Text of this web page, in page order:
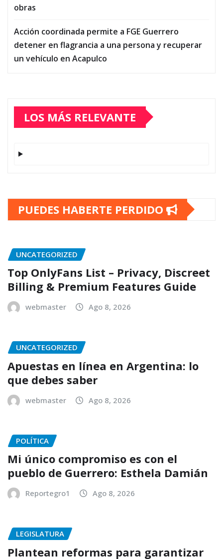
obras
Acción coordinada permite a FGE Guerrero
detener en flagrancia a una persona y recuperar
un vehículo en Acapulco
LOS MÁS RELEVANTE
PUEDES HABERTE PERDIDO
UNCATEGORIZED
Top OnlyFans List – Privacy, Discreet
Billing & Premium Features Guide
webmaster Ago 8, 2026
UNCATEGORIZED
Apuestas en línea en Argentina: lo
que debes saber
webmaster Ago 8, 2026
POLÍTICA
Mi único compromiso es con el
pueblo de Guerrero: Esthela Damián
Reportegro1 Ago 8, 2026
LEGISLATURA
Plantean reformas para garantizar